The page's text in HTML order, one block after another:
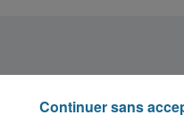
Continuer sans